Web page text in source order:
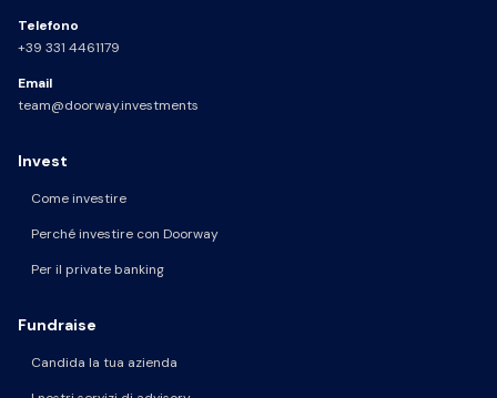
Telefono
+39 331 4461179
Email
team@doorway.investments
Invest
Come investire
Perché investire con Doorway
Per il private banking
Fundraise
Candida la tua azienda